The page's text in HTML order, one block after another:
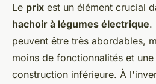
Le prix est un élément crucial
hachoir à légumes électrique.
peuvent être très abordables,
moins de fonctionnalités et
construction inférieure. À